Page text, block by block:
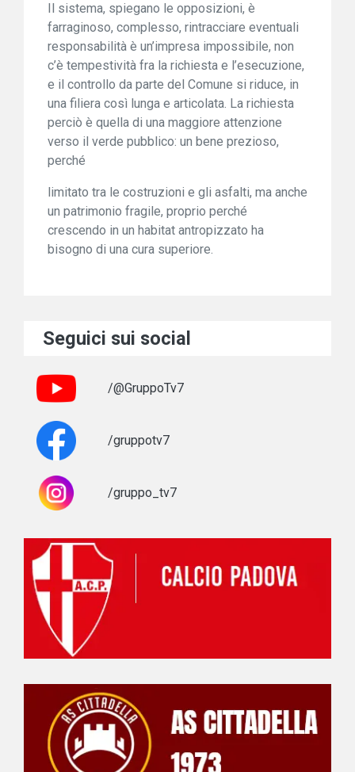
Il sistema, spiegano le opposizioni, è
farraginoso, complesso, rintracciare eventuali
responsabilità è un’impresa impossibile, non
c’è tempestività fra la richiesta e l’esecuzione,
e il controllo da parte del Comune si riduce, in
una filiera così lunga e articolata. La richiesta
perciò è quella di una maggiore attenzione
verso il verde pubblico: un bene prezioso,
perché
limitato tra le costruzioni e gli asfalti, ma anche
un patrimonio fragile, proprio perché
crescendo in un habitat antropizzato ha
bisogno di una cura superiore.
Seguici sui social
/@GruppoTv7
/gruppotv7
/gruppo_tv7